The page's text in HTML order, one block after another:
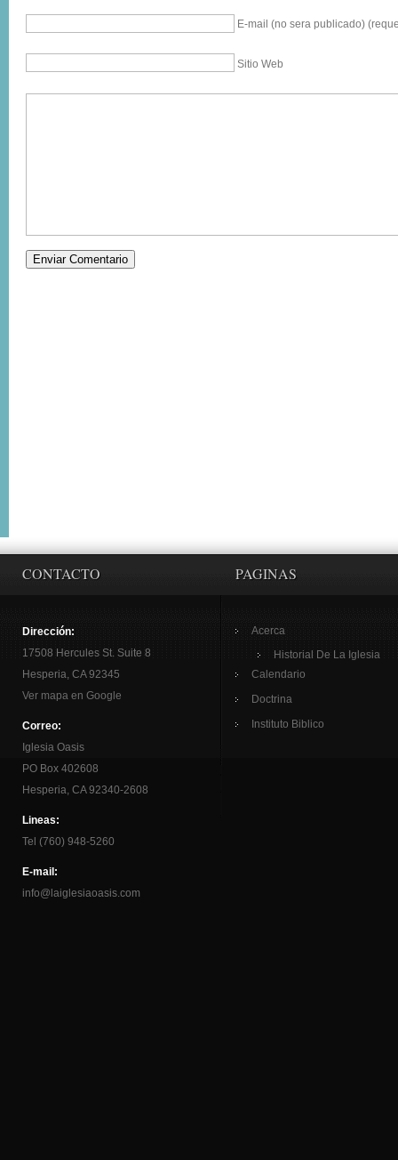
E-mail (no sera publicado)
Sitio Web
CONTACTO
Dirección:
17508 Hercules St. Suite 8
Hesperia, CA 92345
Ver mapa en Google
Correo:
Iglesia Oasis
PO Box 402608
Hesperia, CA 92340-2608
Lineas:
Tel (760) 948-5260
E-mail:
info@laiglesiaoasis.com
PAGINAS
Acerca
Historial De La Iglesia
Calendario
Doctrina
Instituto Biblico